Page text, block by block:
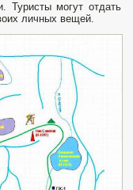
Туристы могут отдать
личных вещей.